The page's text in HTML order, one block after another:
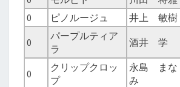
0
ピノルージュ 井上 敏樹
0
パープルティア
ラ
酒井 学
0
クリップクロッ
プ
永島 まな
み